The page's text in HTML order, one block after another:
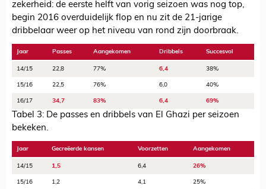
zekerheid: de eerste helft van vorig seizoen was nog top,
begin 2016 overduidelijk flop en nu zit de 21-jarige
dribbelaar weer op het niveau van rond zijn doorbraak.
Jaar Passes Aangekomen Dribbels Succesvol
14/15 22,8 77% 6,4 38%
15/16 22,5 76% 6,0 40%
16/17 34,7 83% 6,4 69%
Tabel 3: De passes en dribbels van El Ghazi per seizoen
bekeken.
Jaar Gecreëerde kansen Voorzetten Aangekomen
14/15 1,5 6,4 26%
15/16 1,2 4,1 25%